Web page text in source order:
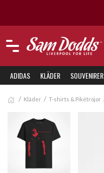
ADIDAS KLÄDER SOUVENIRER
Kläder T-shirts & Pikétröjor